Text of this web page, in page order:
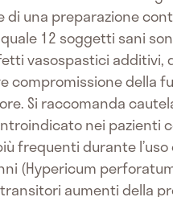
di una preparazione
12 soggetti sani
vasospastici additivi,
compromissione della
Si raccomanda
nei pazienti
frequenti durante
(Hypericum
aumenti della